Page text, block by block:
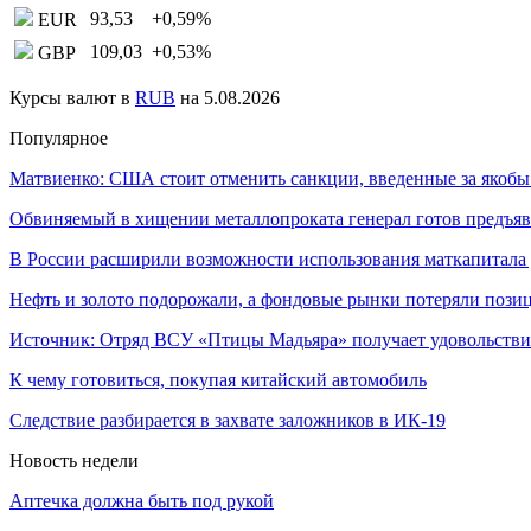
EUR
93,53 +0,59%
GBP
109,03 +0,53%
Курсы валют в RUB на 5.08.2026
Популярное
Матвиенко: США стоит отменить санкции, введенные за
Обвиняемый в хищении металлопроката генерал готов
В России расширили возможности использования
Нефть и золото подорожали, а фондовые рынки потеряли
Источник: Отряд ВСУ «Птицы Мадьяра» получает
К чему готовиться, покупая китайский автомобиль
Следствие разбирается в захвате заложников в ИК-19
Новость недели
Аптечка должна быть под рукой